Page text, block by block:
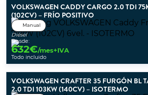
VOLKSWAGEN CADDY CARGO 2.0 TDI
(102CV) – FRÍO POSITIVO
Manual
Diésel
Desde:
632€/mes+IVA
Todo incluido
VOLKSWAGEN CRAFTER 35 FURGÓN BL
2.0 TDI 103KW (140CV) – ISOTERMO